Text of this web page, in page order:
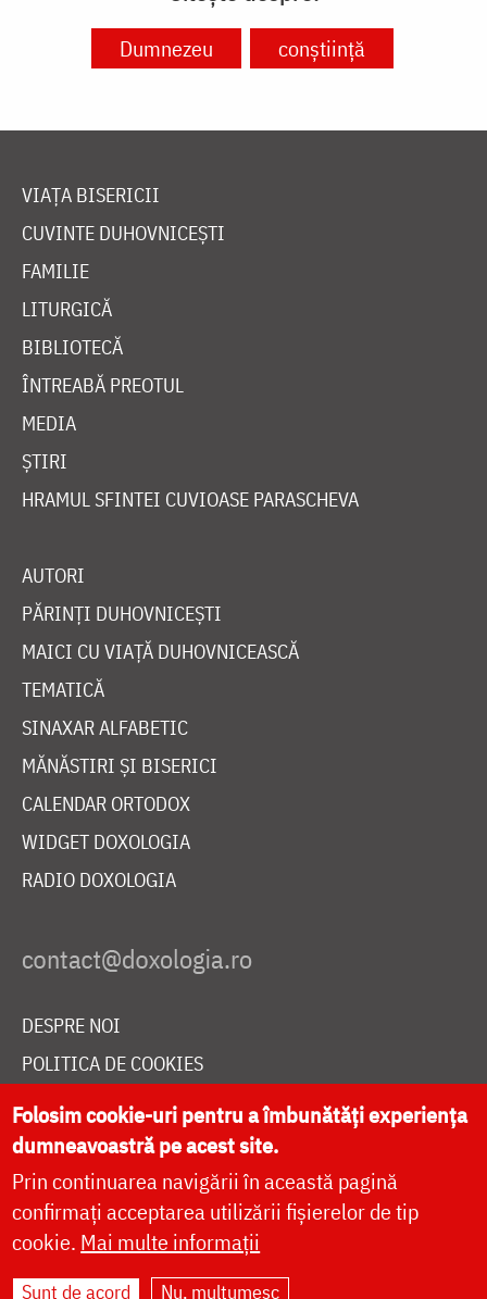
Dumnezeu conștiință
VIAȚA BISERICII
CUVINTE DUHOVNICEȘTI
FAMILIE
LITURGICĂ
BIBLIOTECĂ
ÎNTREABĂ PREOTUL
MEDIA
ȘTIRI
HRAMUL SFINTEI CUVIOASE PARASCHEVA
AUTORI
PĂRINȚI DUHOVNICEȘTI
MAICI CU VIAȚĂ DUHOVNICEASCĂ
TEMATICĂ
SINAXAR ALFABETIC
MĂNĂSTIRI ȘI BISERICI
CALENDAR ORTODOX
WIDGET DOXOLOGIA
RADIO DOXOLOGIA
DESPRE NOI
POLITICA DE COOKIES
DONEAZĂ ONLINE PENTRU CATEDRALA NAȚIONALĂ
LIVE
Site dezvoltat deDOXOLOGIA MEDIA
Folosim cookie-uri pentru a îmbunătăți experiența
dumneavoastră pe acest site.
Prin continuarea navigării în această pagină
confirmați acceptarea utilizării fișierelor de tip
cookie. Mai multe informații
Sunt de acord Nu, mulțumesc